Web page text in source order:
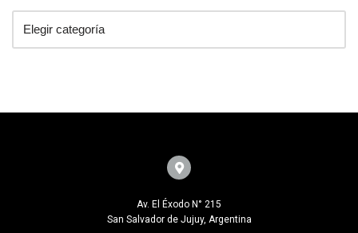
Av. El Éxodo N° 215
San Salvador de Jujuy, Argentina